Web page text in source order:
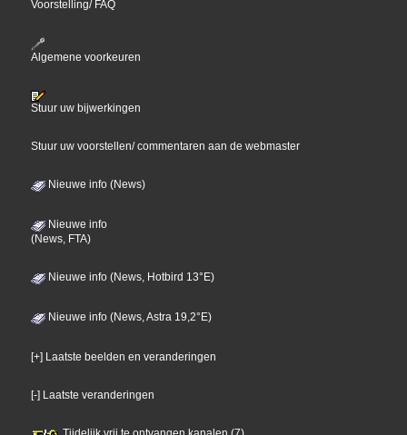
Voorstelling/ FAQ
Algemene voorkeuren
Stuur uw bijwerkingen
Stuur uw voorstellen/ commentaren aan de webmaster
Nieuwe info (News)
Nieuwe info
(News, FTA)
Nieuwe info (News, Hotbird 13°E)
Nieuwe info (News, Astra 19,2°E)
[+] Laatste beelden en veranderingen
[-] Laatste veranderingen